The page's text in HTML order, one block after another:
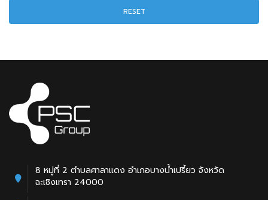
RESET
8 หมู่ที่ 2 ตำบลศาลาแดง อำเภอบางน้ำเปรี้ยว จังหวัด
ฉะเชิงเทรา 24000